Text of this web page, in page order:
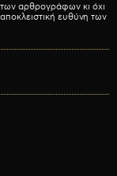
αρθρογράφων κι όχι
ευθύνη των